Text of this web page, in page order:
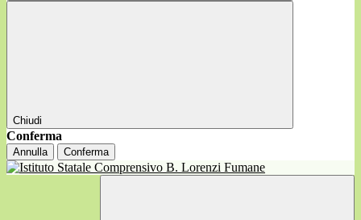
Chiudi
Conferma
Annulla Conferma